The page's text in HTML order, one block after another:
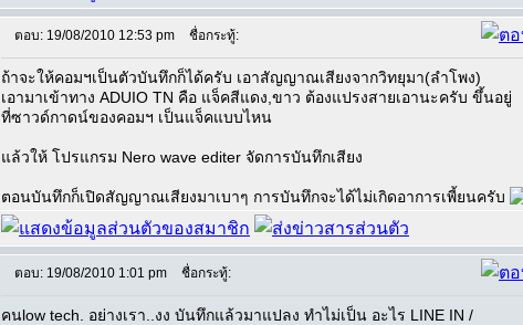
ตอบ: 19/08/2010 12:53 pm ชื่อกระทู้:
ถ้าจะให้คอมฯเป็นตัวบันทึกก็ได้ครับ เอาสัญญาณเสียงจากวิทยุมา(ลำโพง)
เอามาเข้าทาง ADUIO TN คือ แจ็คสีแดง,ขาว ต้องแปรงสายเอานะครับ ขึ้นอยู่
ที่ซาวด์กาดน์ของคอมฯ เป็นแจ็คแบบไหน
แล้วให้ โปรแกรม Nero wave editer จัดการบันทึกเสียง
ตอนบันทึกก็เปิดสัญญาณเสียงมาเบาๆ การบันทึกจะได้ไม่เกิดอาการเพี้ยนครับ
ตอบ: 19/08/2010 1:01 pm ชื่อกระทู้:
คนlow tech. อย่างเรา..งง บันทึกแล้วมาแปลง ทำไม่เป็น อะไร LINE IN /